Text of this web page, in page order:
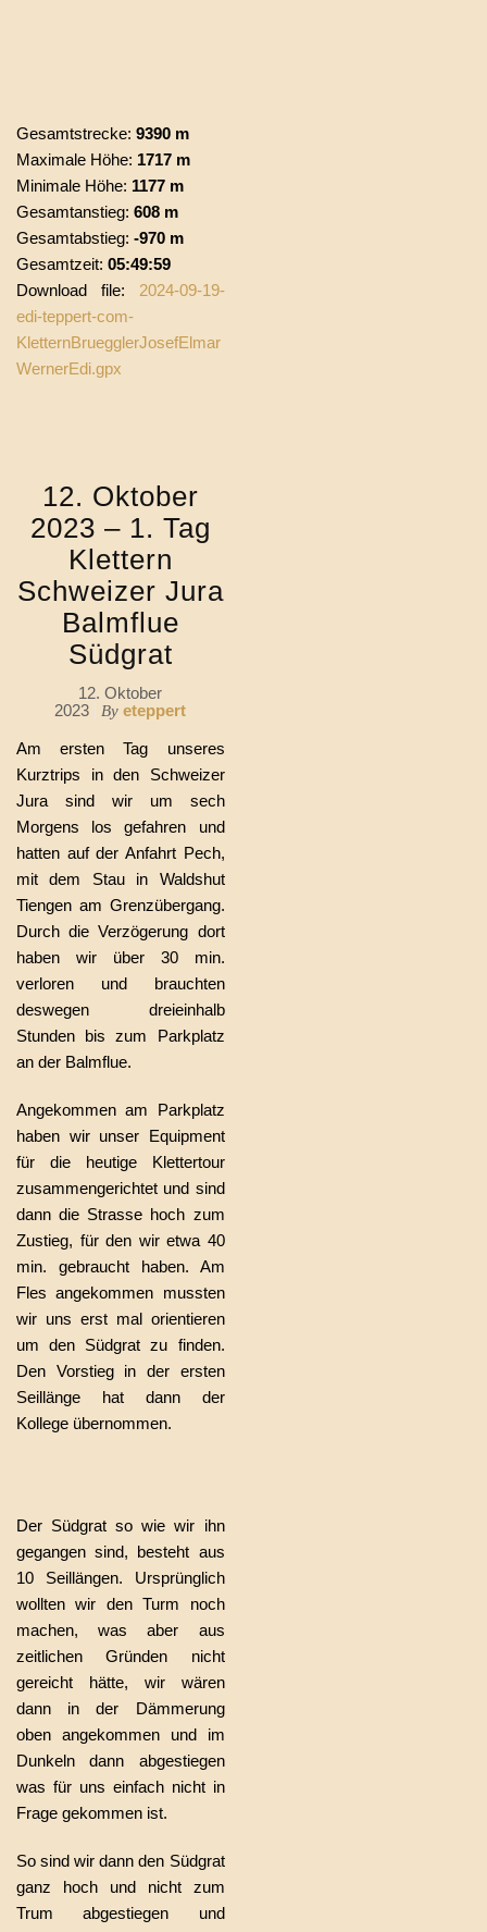
Gesamtstrecke: 9390 m
Maximale Höhe: 1717 m
Minimale Höhe: 1177 m
Gesamtanstieg: 608 m
Gesamtabstieg: -970 m
Gesamtzeit: 05:49:59
Download file: 2024-09-19-
edi-teppert-com-
KletternBruegglerJosefElmar
WernerEdi.gpx
12. Oktober
2023 – 1. Tag
Klettern
Schweizer Jura
Balmflue
Südgrat
12. Oktober
2023
By eteppert
Am ersten Tag unseres
Kurztrips in den Schweizer
Jura sind wir um sech
Morgens los gefahren und
hatten auf der Anfahrt Pech,
mit dem Stau in Waldshut
Tiengen am Grenzübergang.
Durch die Verzögerung dort
haben wir über 30 min.
verloren und brauchten
deswegen dreieinhalb
Stunden bis zum Parkplatz
an der Balmflue.
Angekommen am Parkplatz
haben wir unser Equipment
für die heutige Klettertour
zusammengerichtet und sind
dann die Strasse hoch zum
Zustieg, für den wir etwa 40
min. gebraucht haben. Am
Fles angekommen mussten
wir uns erst mal orientieren
um den Südgrat zu finden.
Den Vorstieg in der ersten
Seillänge hat dann der
Kollege übernommen.
Der Südgrat so wie wir ihn
gegangen sind, besteht aus
10 Seillängen. Ursprünglich
wollten wir den Turm noch
machen, was aber aus
zeitlichen Gründen nicht
gereicht hätte, wir wären
dann in der Dämmerung
oben angekommen und im
Dunkeln dann abgestiegen
was für uns einfach nicht in
Frage gekommen ist.
So sind wir dann den Südgrat
ganz hoch und nicht zum
Trum abgestiegen und